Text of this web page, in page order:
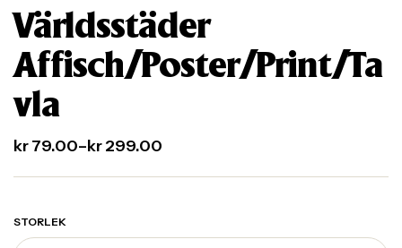
Världsstäder
Affisch/Poster/Print/Ta
vla
kr79.00–kr299.00
STORLEK